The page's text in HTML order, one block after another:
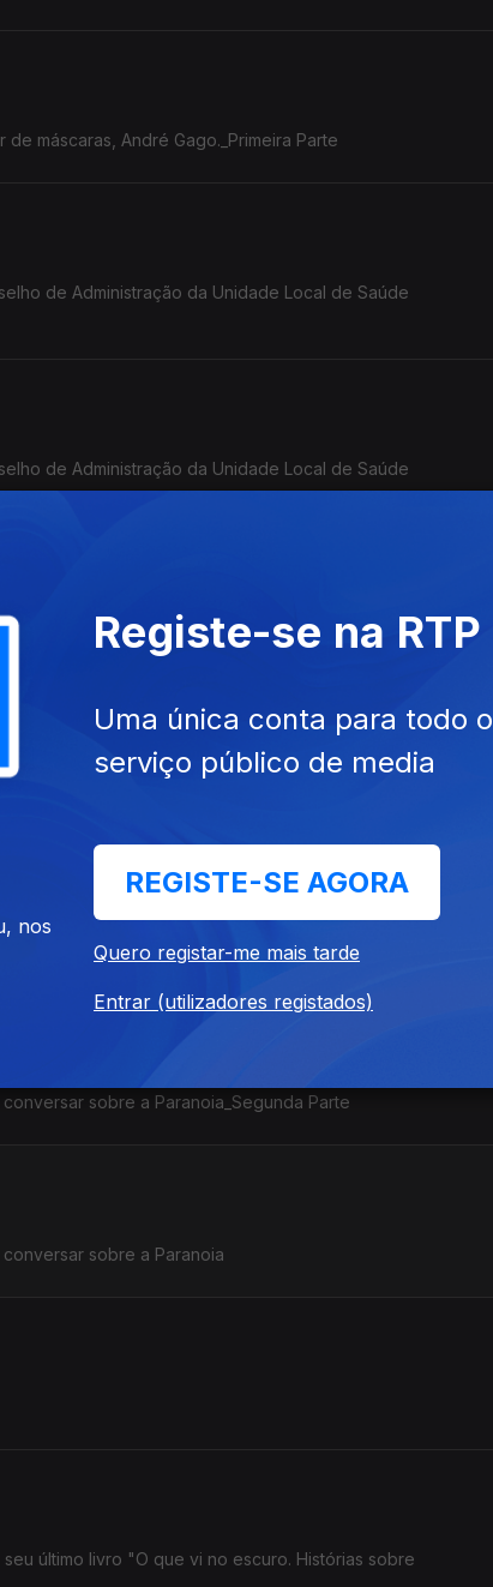
máscaras, André Gago._Primeira Parte
de Administração da Unidade Local de Saúde
de Administração da Unidade Local de Saúde
sobre a Paranoia_Segunda Parte
sobre a Paranoia
último livro "O que vi no escuro. Histórias sobre
nos
Registe-se na RTP
Uma única conta para todo o
serviço público de media
REGISTE-SE AGORA
Quero registar-me mais tarde
Entrar (utilizadores registados)